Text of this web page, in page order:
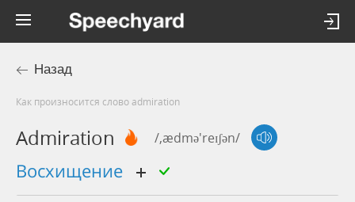
Назад
Как произносится слово admiration
Admiration /,ædmə'reɪʃən/
восхищение